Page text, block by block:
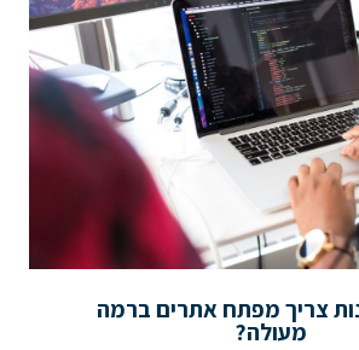
צריך מפתח אתרים ברמה
מעולה?